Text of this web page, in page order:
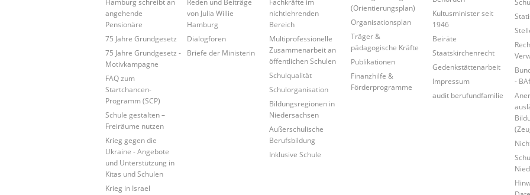
angehende
Pensionäre
75 Jahre Grundgesetz
75 Jahre Grundgesetz -
Motivkampagne
FAQ zum
Startchancen-
Programm (SCP)
Schule gestalten –
Freiräume nutzen
Krieg gegen die
Ukraine - Angebote
und Unterstützung in
Kitas und Schulen
Krieg in Israel
von Julia Willie
Hamburg
Dialogforen
Briefe der Ministerin
nichtlehrenden
Bereich
Multiprofessionelle
Zusammenarbeit an
öffentlichen Schulen
Schulqualität
Schulorganisation
Bildungsregionen in
Niedersachsen
Außerschulische
Berufsbildung
Inklusive Schule
(Orientierungsplan)
Organisationsplan
Träger &
pädagogische Kräfte
Publikationen
Finanzhilfe &
Förderprogramme
Kultusminister seit
1946
Beiräte
Staatskirchenrecht
Gedenkstättenarbeit
Impressum
audit berufundfamilie
-